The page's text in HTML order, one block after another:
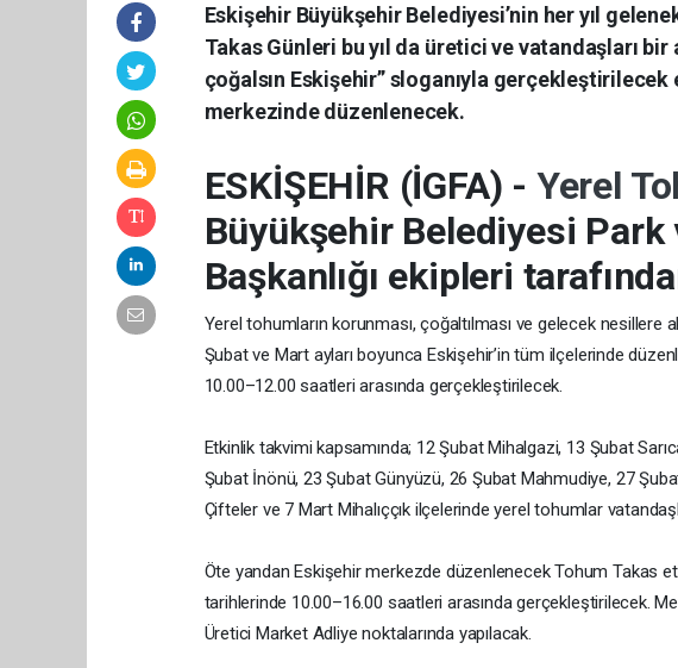
Eskişehir Büyükşehir Belediyesi’nin her yıl
Takas Günleri bu yıl da üretici ve vatandaşları
çoğalsın Eskişehir” sloganıyla
merkezinde düzenlenecek.
ESKİŞEHİR (İGFA) - Yerel
Büyükşehir Belediyesi Park
Başkanlığı ekipleri
Yerel tohumların korunması, çoğaltılması ve gelecek nesillere
Şubat ve Mart ayları boyunca Eskişehir’in tüm ilçelerinde
10.00–12.00 saatleri arasında gerçekleştirilecek.
Etkinlik takvimi kapsamında; 12 Şubat Mihalgazi, 13 Şubat
Şubat İnönü, 23 Şubat Günyüzü, 26 Şubat Mahmudiye, 27
Çifteler ve 7 Mart Mihalıççık ilçelerinde yerel tohumlar
Öte yandan Eskişehir merkezde düzenlenecek Tohum Takas
tarihlerinde 10.00–16.00 saatleri arasında gerçekleştirilecek.
Üretici Market Adliye noktalarında yapılacak.